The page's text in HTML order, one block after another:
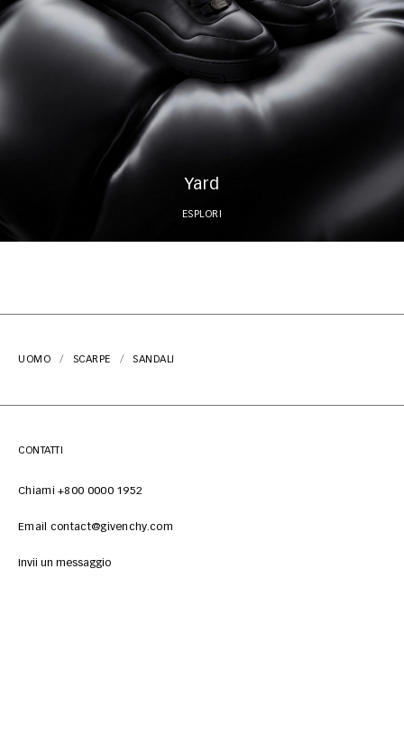
Yard
ESPLORI
UOMO SCARPE SANDALI
CONTATTI
Chiami +800 0000 1952
Email contact@givenchy.com
Invii un messaggio